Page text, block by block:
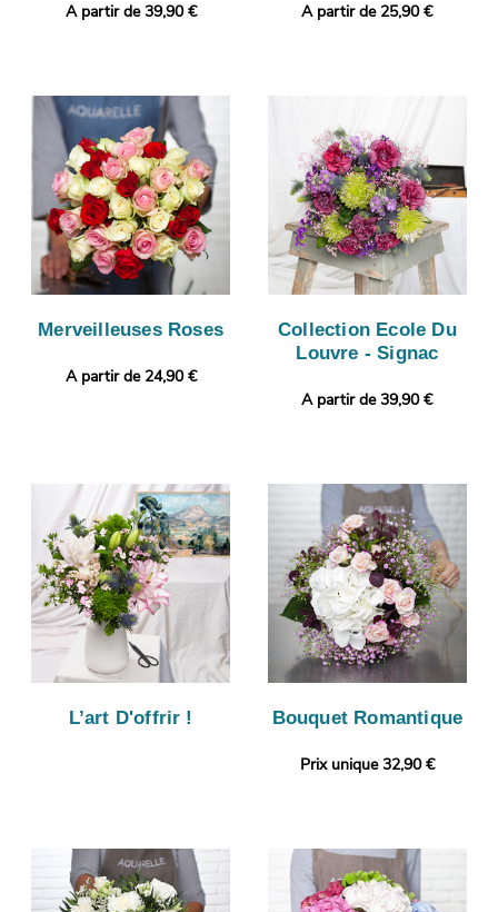
A partir de 39,90 € A partir de 25,90 €
Merveilleuses Roses
A partir de 24,90 €
Collection Ecole Du
Louvre - Signac
A partir de 39,90 €
L’art D'offrir ! Bouquet Romantique
Prix unique 32,90 €